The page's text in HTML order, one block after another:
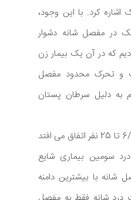
اشاره کرد. با این وجود،
در مفصل شانه دشوار
که در آن یک بیمار زن
چپ و تحرک محدود مفصل
به دلیل سرطان پستان
درد شانه از هر 1000 نفر در 6/6 تا 25 نفر اتفاق می افتد
سومین بیماری شایع
با بیشترین دامنه